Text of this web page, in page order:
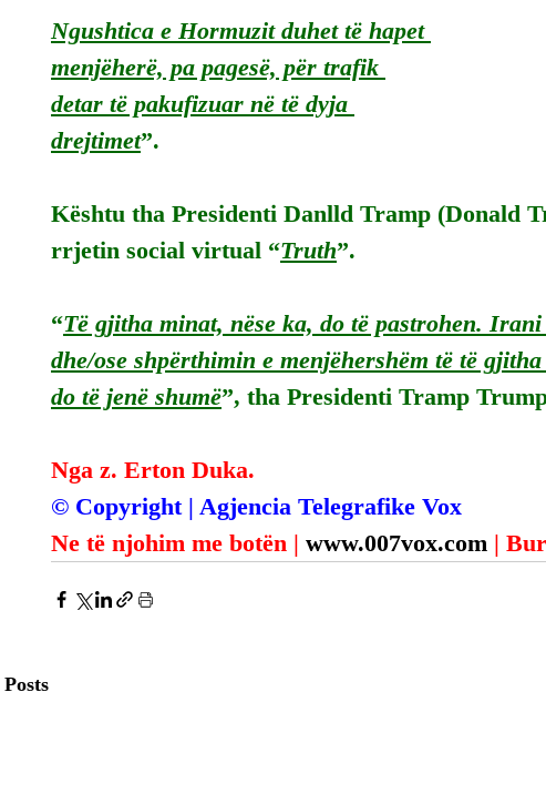
Ngushtica e Hormuzit duhet të hapet
menjëherë, pa pagesë, për trafik
detar të pakufizuar në të dyja
drejtimet”.
Kështu tha Presidenti Danlld Tramp (Donald
rrjetin social virtual “Truth”.
“Të gjitha minat, nëse ka, do të pastrohen.
dhe/ose shpërthimin e menjëhershëm të të
do të jenë shumë”, tha Presidenti Tramp
Nga z. Erton Duka.
© Copyright | Agjencia Telegrafike Vox
Ne të njohim me botën | www.007vox.com |